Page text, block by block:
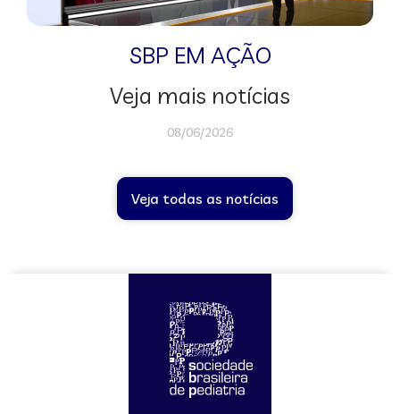
SBP EM AÇÃO
Veja mais notícias
08/06/2026
Veja todas as notícias